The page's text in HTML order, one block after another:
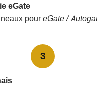
eGate
poureGate /
3